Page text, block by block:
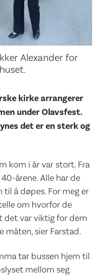
Alexander for
kirke arrangerer
under Olavsfest.
det er en sterk og
kom i år var stort. Fra
årene. Alle har de
til å døpes. For meg er
om hvorfor de
det var viktig for dem
måten, sier Farstad.
tar bussen hjem til
mellom seg.